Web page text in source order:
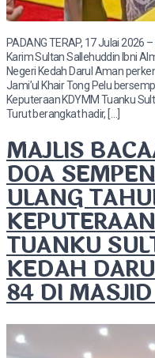
PADANG TERAP, 17 Julai 2026
Karim Sultan Sallehuddin Ibni
Negeri Kedah Darul Aman
Jami’ul Khair Tong Pelu
Keputeraan KDYMM Tuanku
Turut berangkat hadir, […]
MAJLIS
DOA
ULANG
TUANKU
KEDAH
84 DI